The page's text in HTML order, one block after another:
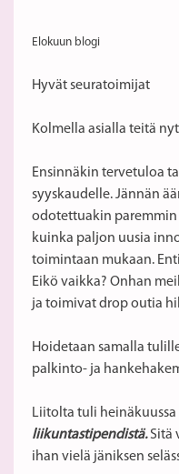
Elokuun blogi
Hyvät seuratoimijat
Kolmella asialla teitä
Ensinnäkin tervetuloa
syyskaudelle. Jännän
odotettuakin
kuinka paljon uusia
toimintaan mukaan.
Eikö vaikka? Onhan
ja toimivat drop outia
Hoidetaan samalla
palkinto- ja
Liitolta tuli heinäkuussa
liikuntastipendistä.Sitä
ihan vielä jäniksen